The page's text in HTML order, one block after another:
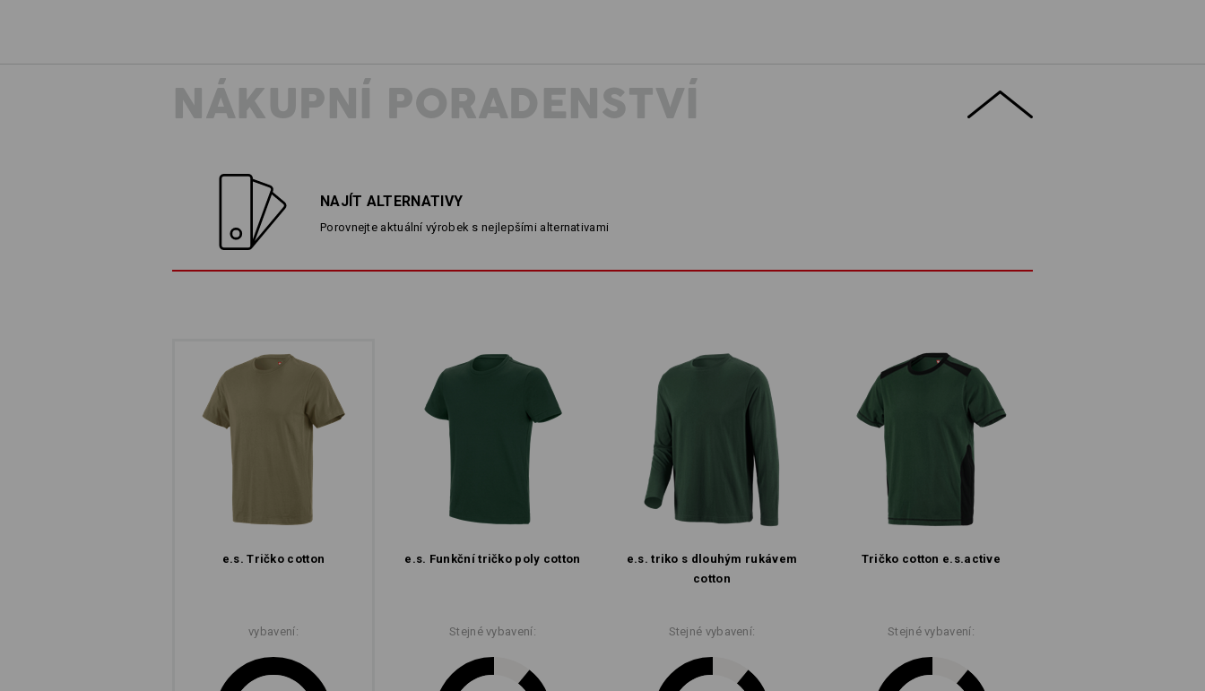
NÁKUPNÍ PORADENSTVÍ
NAJÍT ALTERNATIVY
Porovnejte aktuální výrobek s nejlepšími alternativami
e.s. Tričko cotton
vybavení:
e.s. Funkční tričko poly cotton
e.s. triko s dlouhým rukávem
cotton
Tričko cotton e.s.​active
Stejné vybavení: Stejné vybavení: Stejné vybavení: